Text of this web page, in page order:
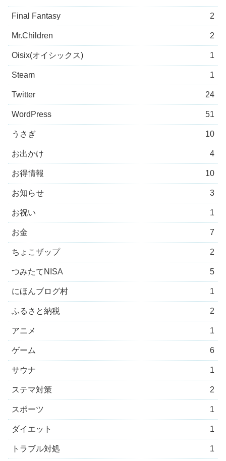
Final Fantasy 2
Mr.Children 2
Oisix(オイシックス) 1
Steam 1
Twitter 24
WordPress 51
うさぎ 10
お出かけ 4
お得情報 10
お知らせ 3
お祝い 1
お金 7
ちょこザップ 2
つみたてNISA 5
にほんブログ村 1
ふるさと納税 2
アニメ 1
ゲーム 6
サウナ 1
ステマ対策 2
スポーツ 1
ダイエット 1
トラブル対処 1